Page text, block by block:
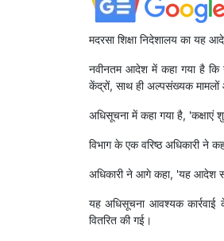
मदरसा शिक्षा निदेशालय का यह
नवीनतम आदेश में कहा गया है कि
केंद्रों, साथ ही अल्पसंख्यक मामलों
अधिसूचना में कहा गया है, 'कक्षाएं
विभाग के एक वरिष्ठ अधिकारी ने
अधिकारी ने आगे कहा, 'यह आदेश
यह अधिसूचना आवश्यक कार्रवाई के
वितरित की गई।